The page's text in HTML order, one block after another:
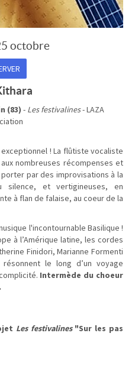
octobre
(83) - Les festivalines- LAZA
! La flûtiste vocaliste
aux nombreuses récompenses et
par des improvisations à la
silence, et vertigineuses, en
à flan de falaise, au coeur de la
l'incontournable Basilique !
à l’Amérique latine, les cordes
Finidori, Marianne Formenti
le long d’un voyage
Intermède du choeur
Les festivalines "Sur les pas